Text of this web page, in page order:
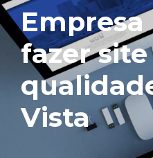
Empresa
fazer
Vista